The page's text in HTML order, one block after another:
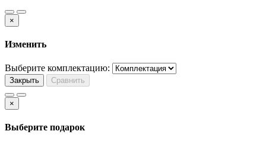
×
Изменить
Выберите комплектацию:
Закрыть Сравнить
×
Выберите подарок